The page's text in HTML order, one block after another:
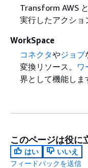
Transform AWS
実行したアクショ
WorkSpace
コネクタやジョブ
変換リソース。
ワ
界として機能しま
このページは役に
はい
いいえ
フィードバックを送信